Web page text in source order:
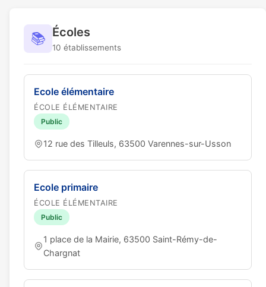
📚 Écoles
10 établissements
Ecole élémentaire
ÉCOLE ÉLÉMENTAIRE
Public
12 rue des Tilleuls, 63500 Varennes-sur-Usson
Ecole primaire
ÉCOLE ÉLÉMENTAIRE
Public
1 place de la Mairie, 63500 Saint-Rémy-de-
Chargnat